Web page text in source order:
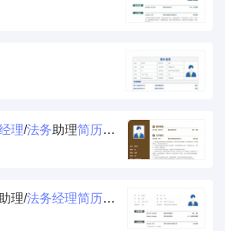
理/法务助理简历模板
助理/法务经理简历模板